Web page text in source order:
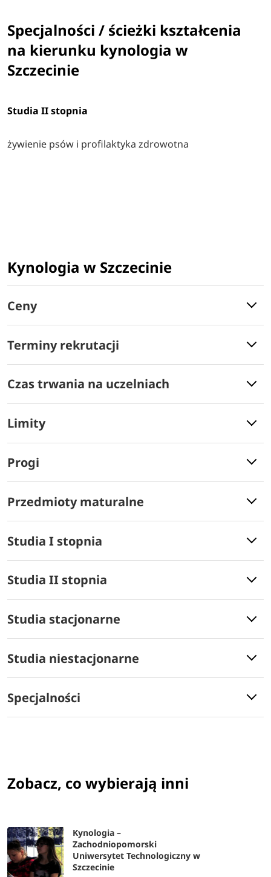
Specjalności / ścieżki kształcenia
na kierunku kynologia w
Szczecinie
Studia II stopnia
żywienie psów i profilaktyka zdrowotna
Kynologia w Szczecinie
Ceny
Terminy rekrutacji
Czas trwania na uczelniach
Limity
Progi
Przedmioty maturalne
Studia I stopnia
Studia II stopnia
Studia stacjonarne
Studia niestacjonarne
Specjalności
Zobacz, co wybierają inni
Kynologia –
Zachodniopomorski
Uniwersytet Technologiczny w
Szczecinie